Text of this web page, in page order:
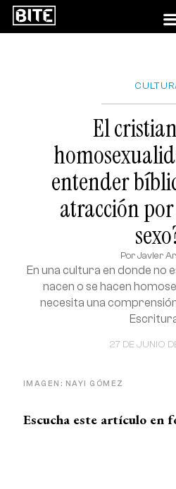
El
entender
atracción
Por Javier
27 DE JUNIO
En una cultura en donde no
nacen o se hacen
necesita una
IMAGEN: NAYI GÓMEZ
Escucha este artículo en